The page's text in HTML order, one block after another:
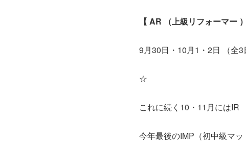
【 AR （上級リフォーマー
9月30日・10月1・2日 （全3
☆
これに続く10・11月にはIR
今年最後のIMP（初中級マッ